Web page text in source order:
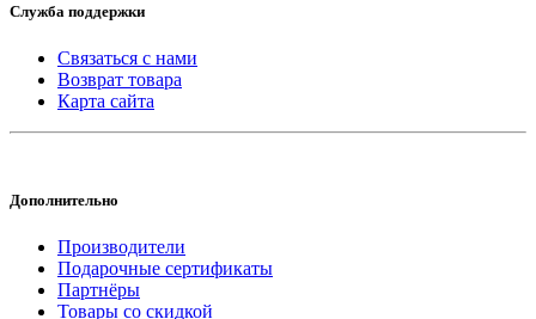
Служба поддержки
Связаться с нами
Возврат товара
Карта сайта
Дополнительно
Производители
Подарочные сертификаты
Партнёры
Товары со скидкой